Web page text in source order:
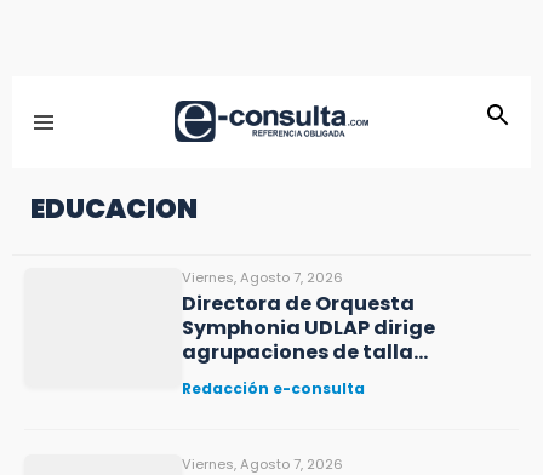
EDUCACION
Viernes, Agosto 7, 2026
Directora de Orquesta
Symphonia UDLAP dirige
agrupaciones de talla
internacional
Redacción e-consulta
Viernes, Agosto 7, 2026